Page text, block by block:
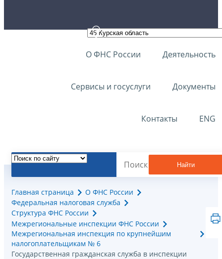
О ФНС России Деятельность
Сервисы и госуслуги Документы
Контакты ENG
Найти
Главная страница
О ФНС России
Федеральная налоговая служба
Структура ФНС России
Межрегиональные инспекции ФНС России
Межрегиональная инспекция по крупнейшим
налогоплательщикам № 6
Государственная гражданская служба в инспекции